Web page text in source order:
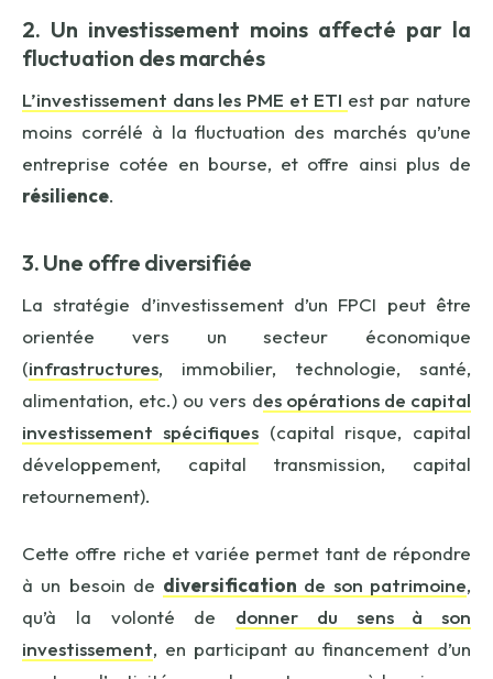
2. Un investissement moins affecté par la
fluctuation des marchés
L’investissement dans les PME et ETI est par nature
moins corrélé à la fluctuation des marchés qu’une
entreprise cotée en bourse, et offre ainsi plus de
résilience.
3. Une offre diversifiée
La stratégie d’investissement d’un FPCI peut être
orientée vers un secteur économique
(infrastructures, immobilier, technologie, santé,
alimentation, etc.) ou vers des opérations de capital
investissement spécifiques(capital risque, capital
développement, capital transmission, capital
retournement).
Cette offre riche et variée permet tant de répondre
à un besoin de diversification de son patrimoine,
qu’à la volonté de donner du sens à son
investissement, en participant au financement d’un